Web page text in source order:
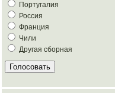
Португалия
Россия
Франция
Чили
Другая сборная